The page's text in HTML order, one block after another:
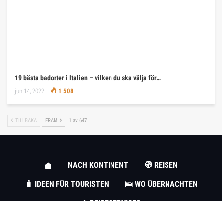
19 bästa badorter i Italien – vilken du ska välja för…
jun 14, 2022 1 508
TILLBAKA FRAM 1 av 647
NACH KONTINENT
🧭 REISEN
🧳 IDEEN FÜR TOURISTEN
🛌 WO ÜBERNACHTEN